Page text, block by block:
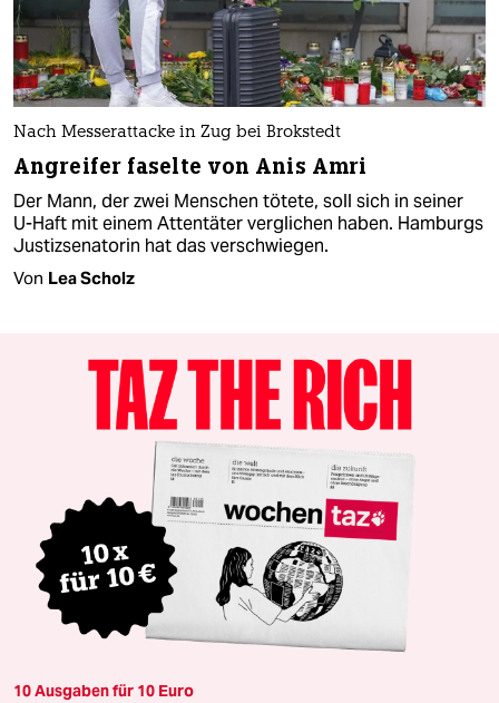
Nach Messerattacke in Zug bei Brokstedt
Angreifer faselte von Anis Amri
Der Mann, der zwei Menschen tötete, soll sich in seiner
U-Haft mit einem Attentäter verglichen haben. Hamburgs
Justizsenatorin hat das verschwiegen.
Von Lea Scholz
10 Ausgaben für 10 Euro